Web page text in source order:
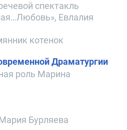
спектакль
Евлалия
котенок
Драматургии
роль Марина
Бурляева